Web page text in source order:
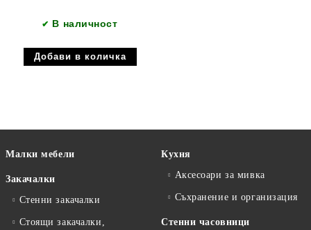
✔ В наличност
Малки мебели
Закачалки
Стенни закачалки
Стоящи закачалки,
Кухня
Аксесоари за мивка
Съхранение и организация
Стенни часовници